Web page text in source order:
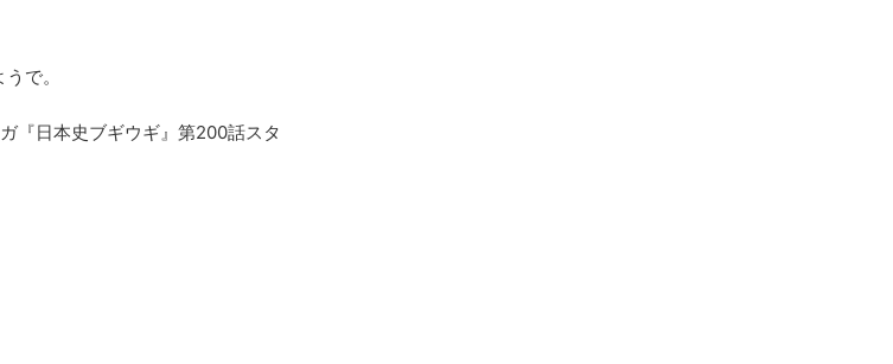
で。
『日本史ブギウギ』第200話スタ